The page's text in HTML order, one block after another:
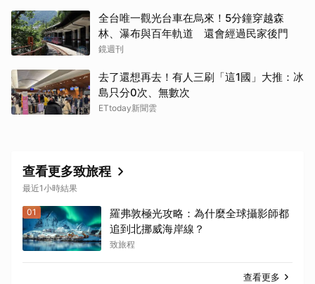
全台唯一觀光台車在烏來！5分鐘穿越森
林、瀑布與百年軌道 還會經過民家後門
鏡週刊
去了還想再去！有人三刷「這1國」大推：冰
島只分0次、無數次
ETtoday新聞雲
查看更多致旅程
最近1小時結果
01
羅弗敦極光攻略：為什麼全球攝影師都
追到北挪威海岸線？
致旅程
查看更多